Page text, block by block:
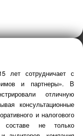
лет сотрудничает с
и партнеры». В
отличную
консультационные
и налогового
не только